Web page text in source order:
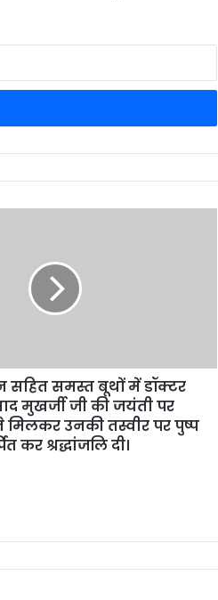
सहित समस्त बूथों में डॉक्टर
मुखर्जी जी की जयंती पर
मिलकर उनकी तस्वीर पर पुष्प
कर श्रद्धांजलि दी।